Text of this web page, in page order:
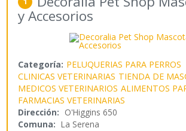
y Accesorios
Categoría: PELUQUERIAS PARA PERROS
CLINICAS VETERINARIAS TIENDA DE
MEDICOS VETERINARIOS ALIMENTOS
FARMACIAS VETERINARIAS
Dirección: O'Higgins 650
Comuna: La Serena